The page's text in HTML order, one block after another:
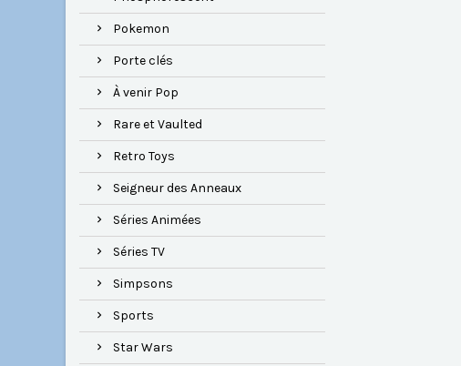
Pokemon
Porte clés
À venir Pop
Rare et Vaulted
Retro Toys
Seigneur des Anneaux
Séries Animées
Séries TV
Simpsons
Sports
Star Wars